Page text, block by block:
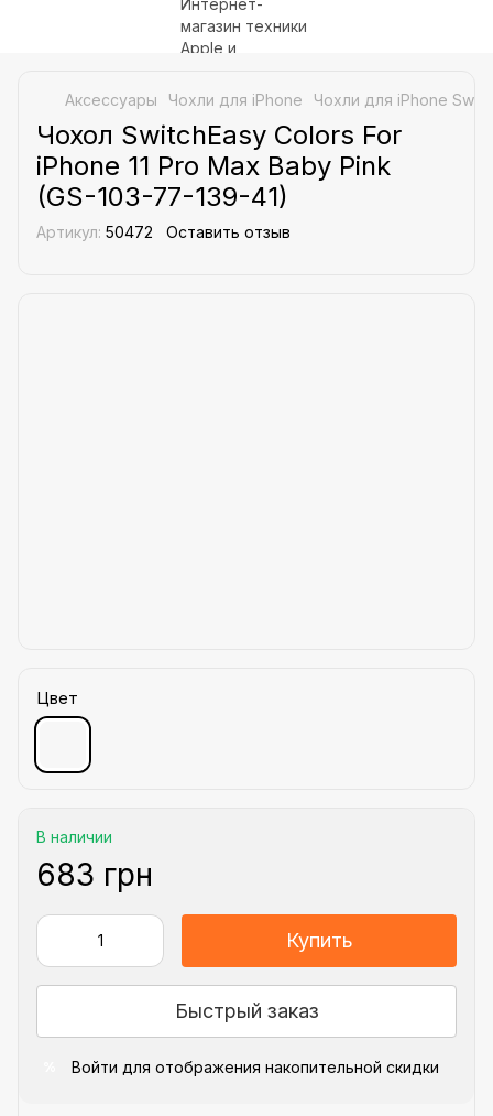
Аксессуары Чохли для iPhone Чохли для iPhone
Чохол SwitchEasy Colors For
iPhone 11 Pro Max Baby Pink
(GS-103-77-139-41)
Артикул: 50472 Оставить отзыв
Цвет
В наличии
683 грн
Купить
Быстрый заказ
Войти для отображения накопительной скидки